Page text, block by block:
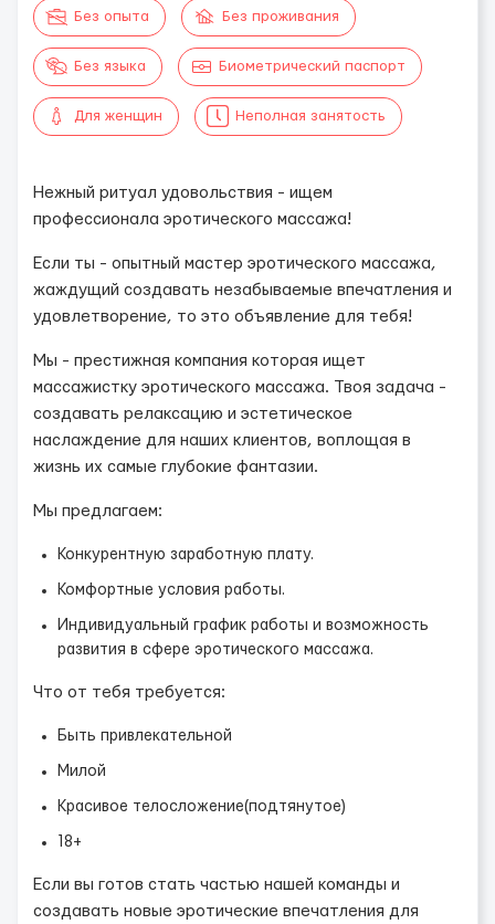
Без опыта Без проживания
Без языка Биометрический паспорт
Для женщин Неполная занятость
Нежный ритуал удовольствия - ищем
профессионала эротического массажа!
Если ты - опытный мастер эротического массажа,
жаждущий создавать незабываемые впечатления и
удовлетворение, то это объявление для тебя!
Мы - престижная компания которая ищет
массажистку эротического массажа. Твоя задача -
создавать релаксацию и эстетическое
наслаждение для наших клиентов, воплощая в
жизнь их самые глубокие фантазии.
Мы предлагаем:
Конкурентную заработную плату.
Комфортные условия работы.
Индивидуальный график работы и возможность
развития в сфере эротического массажа.
Что от тебя требуется:
Быть привлекательной
Милой
Красивое телосложение(подтянутое)
18+
Если вы готов стать частью нашей команды и
создавать новые эротические впечатления для